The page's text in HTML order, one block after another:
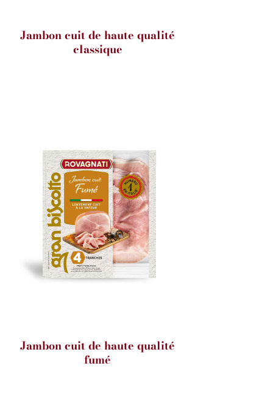
Jambon cuit de haute qualité
classique
Jambon cuit de haute qualité
fumé